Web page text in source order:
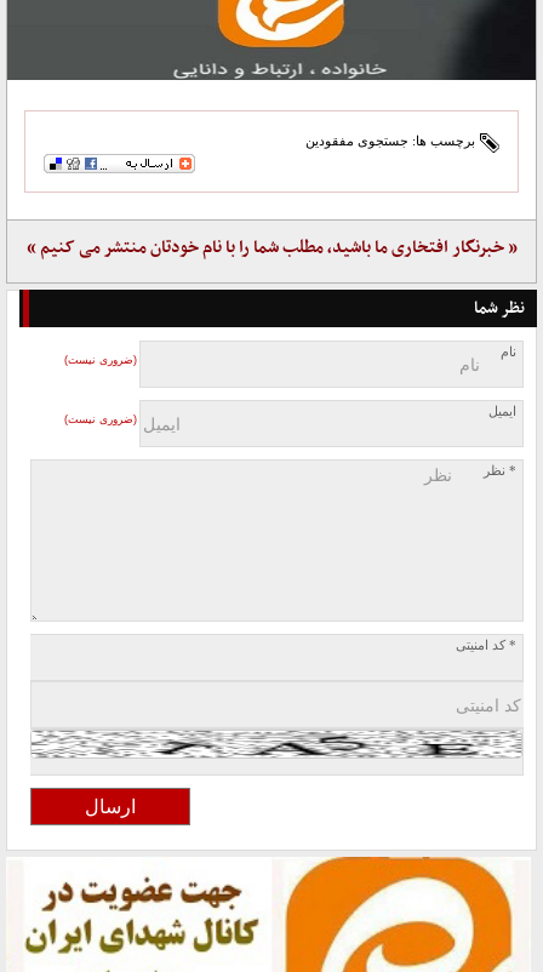
برچسب ها: جستجوی مفقودین
« خبرنگار افتخاری ما باشید، مطلب شما را با نام خودتان منتشر می کنیم »
نظر شما
نام
(ضروری نیست)
ایمیل
(ضروری نیست)
* نظر
* کد امنیتی